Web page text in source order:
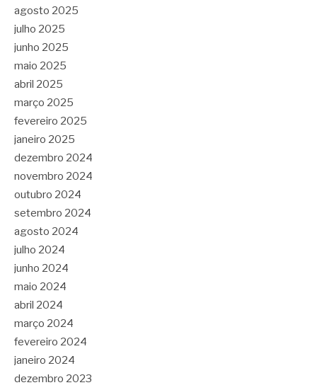
agosto 2025
julho 2025
junho 2025
maio 2025
abril 2025
março 2025
fevereiro 2025
janeiro 2025
dezembro 2024
novembro 2024
outubro 2024
setembro 2024
agosto 2024
julho 2024
junho 2024
maio 2024
abril 2024
março 2024
fevereiro 2024
janeiro 2024
dezembro 2023